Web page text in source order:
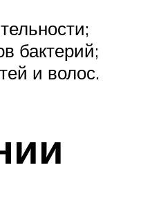
бактерий;
и волос.